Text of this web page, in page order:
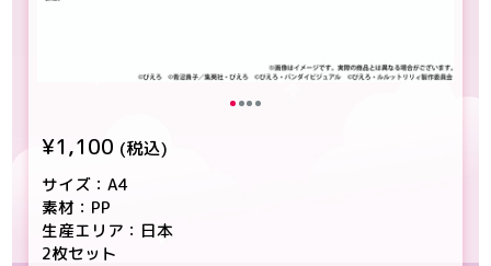
¥1,100 (税込)
サイズ：A4
素材：PP
生産エリア：日本
2枚セット